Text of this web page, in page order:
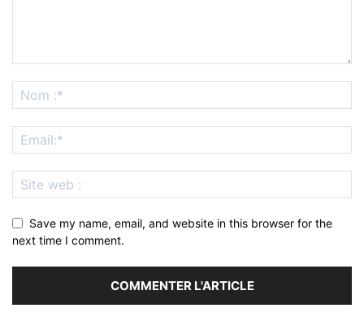
Save my name, email, and website in this browser for the
next time I comment.